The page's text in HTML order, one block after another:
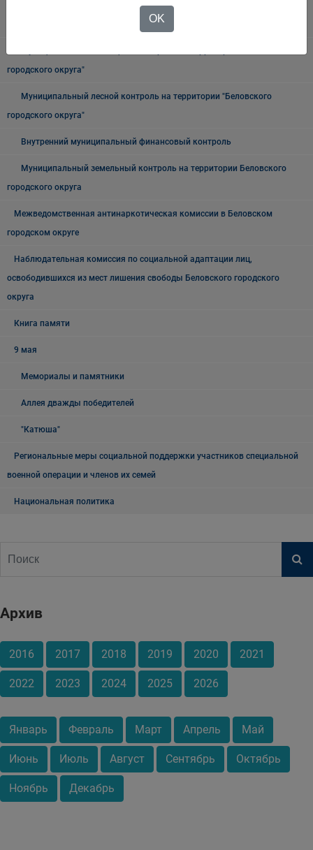
городском, наземном электрическом транспорте и в дорожном
хозяйстве в границах Беловского городского округа
городского округа"
Муниципальный лесной контроль на территории "Беловского
городского округа"
Внутренний муниципальный финансовый контроль
Муниципальный земельный контроль на территории Беловского
городского округа
Межведомственная антинаркотическая комиссии в Беловском
городском округе
Наблюдательная комиссия по социальной адаптации лиц,
освободившихся из мест лишения свободы Беловского городского
округа
Книга памяти
9 мая
Мемориалы и памятники
Аллея дважды победителей
"Катюша"
Региональные меры социальной поддержки участников специальной
военной операции и членов их семей
Национальная политика
Архив
2016 2017 2018 2019 2020 2021
2022 2023 2024 2025 2026
Январь Февраль Март Апрель Май
Июнь Июль Август Сентябрь Октябрь
Ноябрь Декабрь
OK